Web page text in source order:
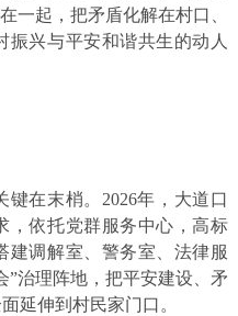
一起，把矛盾化解在村口、
振兴与平安和谐共生的动人
在末梢。2026年，大道口
，依托党群服务中心，高标
建调解室、警务室、法律服
”治理阵地，把平安建设、矛
延伸到村民家门口。